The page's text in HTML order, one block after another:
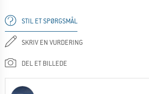
STIL ET SPØRGSMÅL
SKRIV EN VURDERING
DEL ET BILLEDE